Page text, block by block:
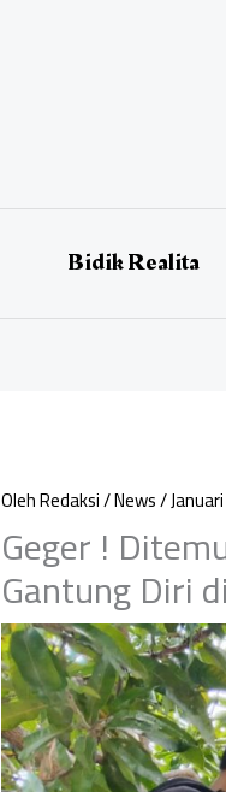
Bidik Realita
OlehRedaksi/News/
Geger !
Gantung Diri